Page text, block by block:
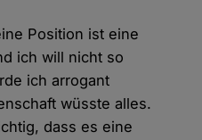
Position ist eine
ich will nicht so
ich arrogant
wüsste alles.
dass es eine